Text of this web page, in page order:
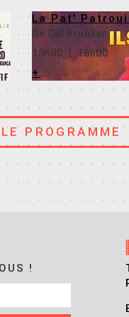
La Pat'
De Cal Brunker
15h00
18h00
+
PROGRAMME
!